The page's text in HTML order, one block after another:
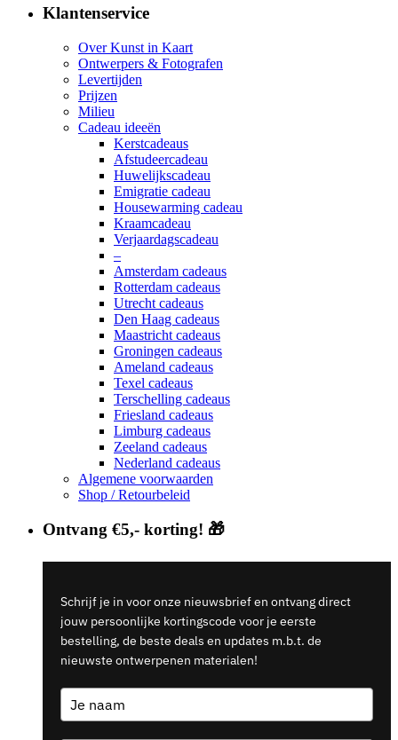
Klantenservice
Over Kunst in Kaart
Ontwerpers & Fotografen
Levertijden
Prijzen
Milieu
Cadeau ideeën
Kerstcadeaus
Afstudeercadeau
Huwelijkscadeau
Emigratie cadeau
Housewarming cadeau
Kraamcadeau
Verjaardagscadeau
–
Amsterdam cadeaus
Rotterdam cadeaus
Utrecht cadeaus
Den Haag cadeaus
Maastricht cadeaus
Groningen cadeaus
Ameland cadeaus
Texel cadeaus
Terschelling cadeaus
Friesland cadeaus
Limburg cadeaus
Zeeland cadeaus
Nederland cadeaus
Algemene voorwaarden
Shop / Retourbeleid
Ontvang €5,- korting! 🎁
Schrijf je in voor onze nieuwsbrief en ontvang direct
jouw persoonlijke kortingscode voor je eerste
bestelling, de beste deals en updates m.b.t. de
nieuwste ontwerpenen materialen!